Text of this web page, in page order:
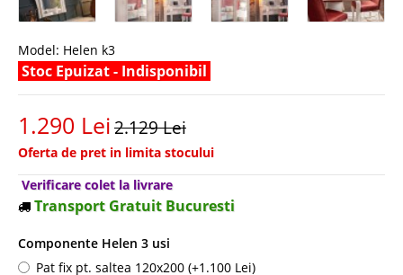
Model: Helen k3
Stoc Epuizat - Indisponibil
1.290 Lei2.129 Lei
Oferta de pret in limita stocului
Verificare colet la livrare
Transport Gratuit Bucuresti
Componente Helen 3 usi
Pat fix pt. saltea 120x200 (+1.100 Lei)